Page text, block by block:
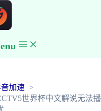
加速
世界杯中文解说无法